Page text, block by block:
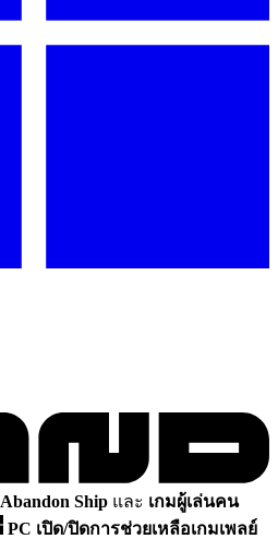
Abandon Ship และ เกมผู้เล่นคน
PC เปิด/ปิดการช่วยเหลือเกมเพลย์